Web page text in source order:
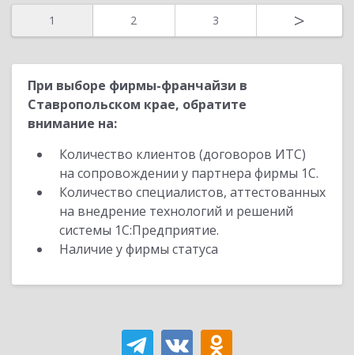
1 2 3 >
При выборе фирмы-франчайзи в
Ставропольском крае, обратите
внимание на:
Количество клиентов (договоров ИТС)
на сопровождении у партнера фирмы 1С.
Количество специалистов, аттестованных
на внедрение технологий и решений
системы 1С:Предприятие.
Наличие у фирмы статуса